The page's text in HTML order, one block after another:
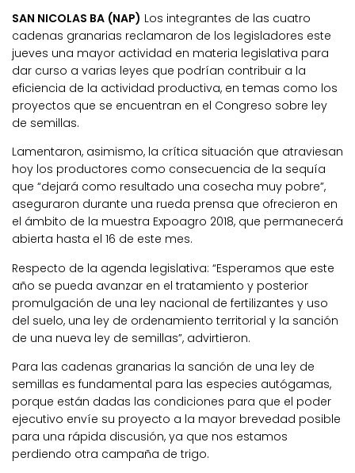
SAN NICOLAS BA (NAP) Los integrantes de las cuatro
cadenas granarias reclamaron de los legisladores este
jueves una mayor actividad en materia legislativa para
dar curso a varias leyes que podrían contribuir a la
eficiencia de la actividad productiva, en temas como los
proyectos que se encuentran en el Congreso sobre ley
de semillas.
Lamentaron, asimismo, la crítica situación que atraviesan
hoy los productores como consecuencia de la sequía
que “dejará como resultado una cosecha muy pobre”,
aseguraron durante una rueda prensa que ofrecieron en
el ámbito de la muestra Expoagro 2018, que permanecerá
abierta hasta el 16 de este mes.
Respecto de la agenda legislativa: “Esperamos que este
año se pueda avanzar en el tratamiento y posterior
promulgación de una ley nacional de fertilizantes y uso
del suelo, una ley de ordenamiento territorial y la sanción
de una nueva ley de semillas”, advirtieron.
Para las cadenas granarias la sanción de una ley de
semillas es fundamental para las especies autógamas,
porque están dadas las condiciones para que el poder
ejecutivo envíe su proyecto a la mayor brevedad posible
para una rápida discusión, ya que nos estamos
perdiendo otra campaña de trigo.